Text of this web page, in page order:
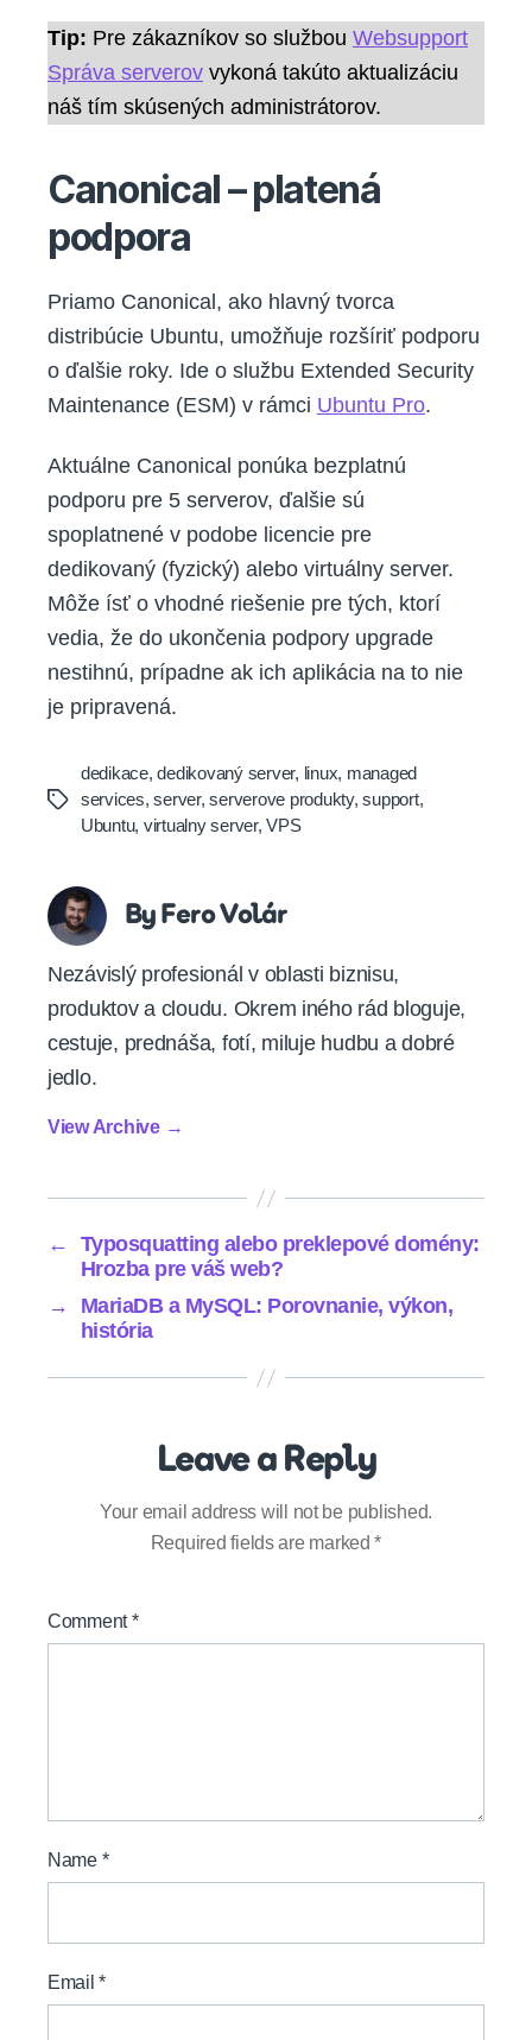
Tip: Pre zákazníkov so službou Websupport
Správa serverov vykoná takúto aktualizáciu
náš tím skúsených administrátorov.
Canonical – platená
podpora
Priamo Canonical, ako hlavný tvorca
distribúcie Ubuntu, umožňuje rozšíriť podporu
o ďalšie roky. Ide o službu Extended Security
Maintenance (ESM) v rámci Ubuntu Pro.
Aktuálne Canonical ponúka bezplatnú
podporu pre 5 serverov, ďalšie sú
spoplatnené v podobe licencie pre
dedikovaný (fyzický) alebo virtuálny server.
Môže ísť o vhodné riešenie pre tých, ktorí
vedia, že do ukončenia podpory upgrade
nestihnú, prípadne ak ich aplikácia na to nie
je pripravená.
Tags
dedikace,dedikovaný server, linux, managed
services,server,serverove produkty,support,
Ubuntu, virtualny server,VPS
By Fero Volár
Nezávislý profesionál v oblasti biznisu,
produktov a cloudu. Okrem iného rád bloguje,
cestuje, prednáša, fotí, miluje hudbu a dobré
jedlo.
View Archive →
←
Typosquatting alebo preklepové domény:
Hrozba pre váš web?
→
MariaDB a MySQL: Porovnanie, výkon,
história
Leave a Reply
Your email address will not be published.
Required fields are marked*
Comment*
Name *
Email*